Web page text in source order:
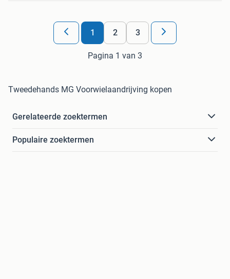
1 2 3
Pagina 1 van 3
Tweedehands MG Voorwielaandrijving kopen
Gerelateerde zoektermen
Populaire zoektermen